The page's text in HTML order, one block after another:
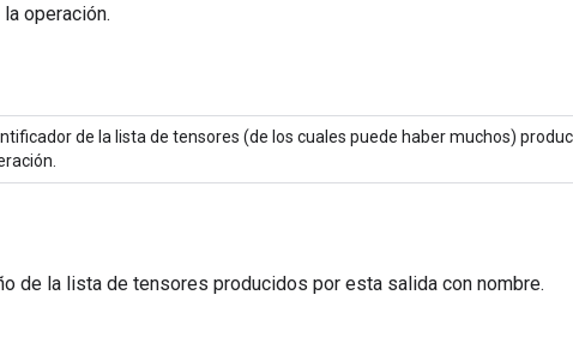
operación.
de la lista de tensores (de los cuales puede haber muchos)
de la lista de tensores producidos por esta salida con nombre.